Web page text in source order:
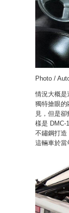
Photo /
情況大概是
獨特搶眼的
見，但是
樣是 DMC-
不鏽鋼打造
這輛車於當